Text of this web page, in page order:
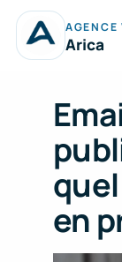
Aller
contenu
Arica
en